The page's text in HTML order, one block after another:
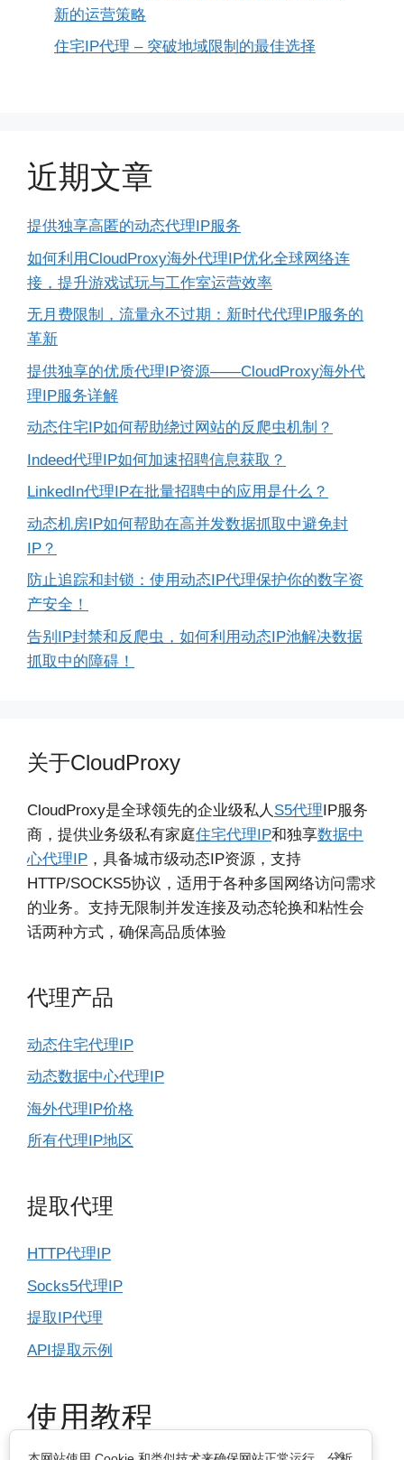
新的运营策略
住宅IP代理 – 突破地域限制的最佳选择
近期文章
提供独享高匿的动态代理IP服务
如何利用CloudProxy海外代理IP优化全球网络连
接，提升游戏试玩与工作室运营效率
无月费限制，流量永不过期：新时代代理IP服务的
革新
提供独享的优质代理IP资源——CloudProxy海外代
理IP服务详解
动态住宅IP如何帮助绕过网站的反爬虫机制？
Indeed代理IP如何加速招聘信息获取？
LinkedIn代理IP在批量招聘中的应用是什么？
动态机房IP如何帮助在高并发数据抓取中避免封
IP？
防止追踪和封锁：使用动态IP代理保护你的数字资
产安全！
告别IP封禁和反爬虫，如何利用动态IP池解决数据
抓取中的障碍！
关于CloudProxy
CloudProxy是全球领先的企业级私人 S5代理IP服务
商，提供业务级私有家庭住宅代理IP和独享数据中
心代理IP ，具备城市级动态IP资源，支持
HTTP/SOCKS5协议，适用于各种多国网络访问需求
的业务。支持无限制并发连接及动态轮换和粘性会
话两种方式，确保高品质体验
代理产品
动态住宅代理IP
动态数据中心代理IP
海外代理IP价格
所有代理IP地区
提取代理
HTTP代理IP
Socks5代理IP
提取IP代理
API提取示例
使用教程
×